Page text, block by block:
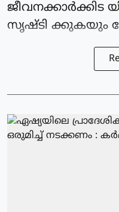
സൃഷ്ടി ക്കുകയും